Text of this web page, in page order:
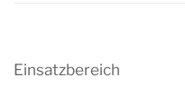
Einsatzbereich